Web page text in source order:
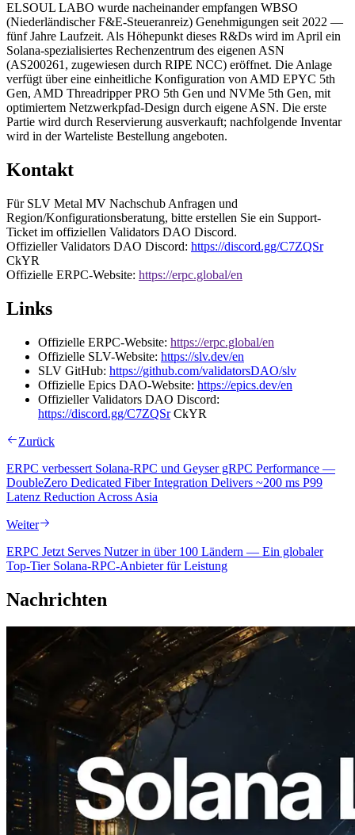
ELSOUL LABO wurde nacheinander empfangen WBSO
(Niederländischer F&E-Steueranreiz) Genehmigungen seit 2022 —
fünf Jahre Laufzeit. Als Höhepunkt dieses R&Ds wird im April ein
Solana-spezialisiertes Rechenzentrum des eigenen ASN
(AS200261, zugewiesen durch RIPE NCC) eröffnet. Die Anlage
verfügt über eine einheitliche Konfiguration von AMD EPYC 5th
Gen, AMD Threadripper PRO 5th Gen und NVMe 5th Gen, mit
optimiertem Netzwerkpfad-Design durch eigene ASN. Die erste
Partie wird durch Reservierung ausverkauft; nachfolgende Inventar
wird in der Warteliste Bestellung angeboten.
Kontakt
Für SLV Metal MV Nachschub Anfragen und
Region/Konfigurationsberatung, bitte erstellen Sie ein Support-
Ticket im offiziellen Validators DAO Discord.
Offizieller Validators DAO Discord: https://discord.gg/C7ZQSr
CkYR
Offizielle ERPC-Website: https://erpc.global/en
Links
Offizielle ERPC-Website: https://erpc.global/en
Offizielle SLV-Website: https://slv.dev/en
SLV GitHub: https://github.com/validatorsDAO/slv
Offizielle Epics DAO-Website: https://epics.dev/en
Offizieller Validators DAO Discord:
https://discord.gg/C7ZQSrCkYR
Zurück
ERPC verbessert Solana-RPC und Geyser gRPC Performance —
DoubleZero Dedicated Fiber Integration Delivers ~200 ms P99
Latenz Reduction Across Asia
Weiter
ERPC Jetzt Serves Nutzer in über 100 Ländern — Ein globaler
Top-Tier Solana-RPC-Anbieter für Leistung
Nachrichten
2026.08.05